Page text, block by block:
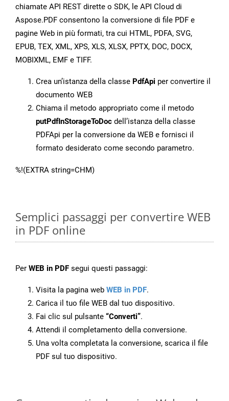
chiamate API REST dirette o SDK, le API Cloud di
Aspose.PDF consentono la conversione di file PDF e
pagine Web in più formati, tra cui HTML, PDFA, SVG,
EPUB, TEX, XML, XPS, XLS, XLSX, PPTX, DOC, DOCX,
MOBIXML, EMF e TIFF.
Crea un’istanza della classe PdfApi per convertire il
documento WEB
Chiama il metodo appropriato come il metodo
putPdfInStorageToDoc dell’istanza della classe
PDFApi per la conversione da WEB e fornisci il
formato desiderato come secondo parametro.
%!(EXTRA string=CHM)
Semplici passaggi per convertire WEB
in PDF online
Per WEB in PDF segui questi passaggi:
Visita la pagina web WEB in PDF.
Carica il tuo file WEB dal tuo dispositivo.
Fai clic sul pulsante “Converti”.
Attendi il completamento della conversione.
Una volta completata la conversione, scarica il file
PDF sul tuo dispositivo.